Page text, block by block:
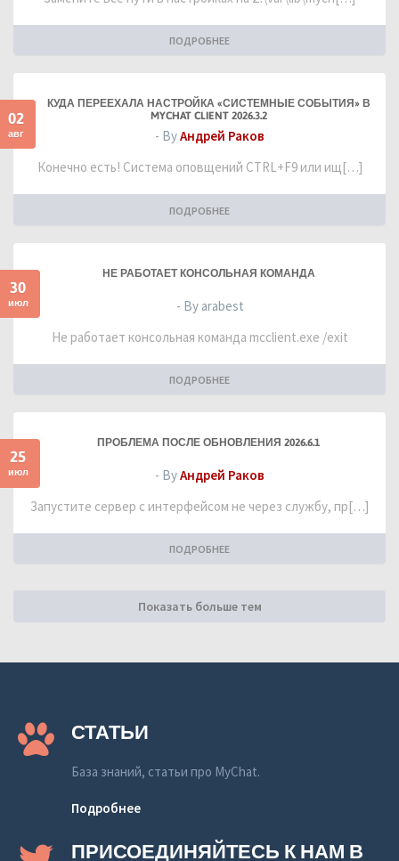
ПОДРОБНЕЕ
02
авг
КУДА ПЕРЕЕХАЛА НАСТРОЙКА «СИСТЕМНЫЕ СОБЫТИЯ» В
MYCHAT CLIENT 2026.3.2
- ByАндрей Раков
Конечно есть! Система оповщений CTRL+F9 или ищ[…]
ПОДРОБНЕЕ
30
июл
НЕ РАБОТАЕТ КОНСОЛЬНАЯ КОМАНДА
- By arabest
Не работает консольная команда mcclient.exe /exit
ПОДРОБНЕЕ
25
июл
ПРОБЛЕМА ПОСЛЕ ОБНОВЛЕНИЯ 2026.6.1
- ByАндрей Раков
Запустите сервер с интерфейсом не через службу, пр[…]
ПОДРОБНЕЕ
Показать больше тем
СТАТЬИ
База знаний, статьи про MyChat.
Подробнее
ПРИСОЕДИНЯЙТЕСЬ К НАМ В